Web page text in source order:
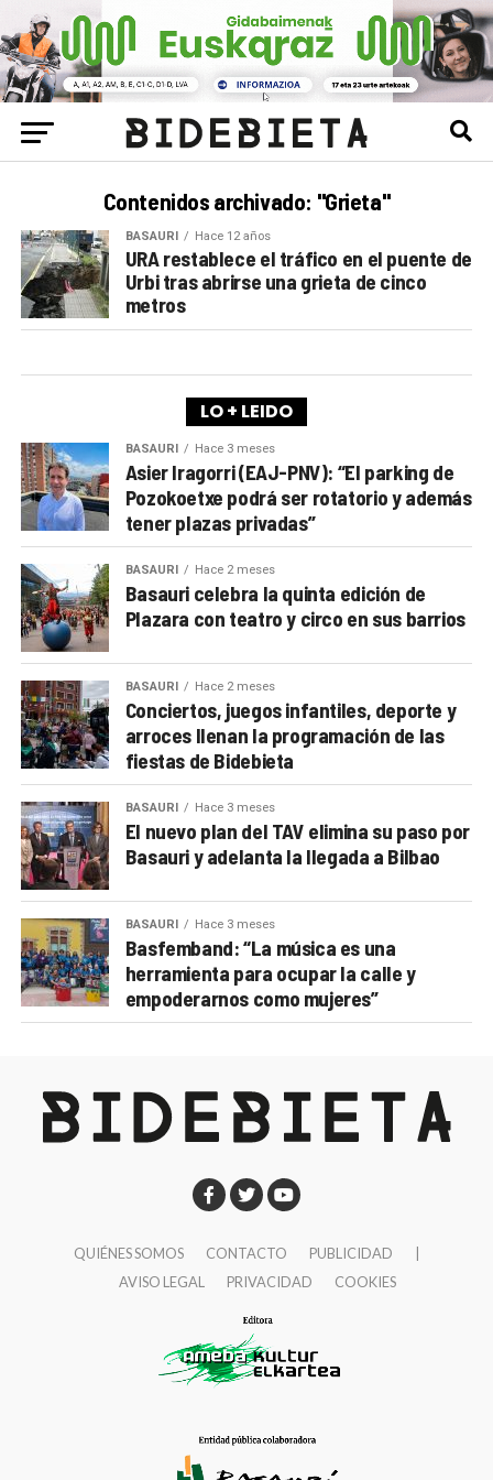
Contenidos archivado: "Grieta"
BASAURI Hace 12 años
URA restablece el tráfico en el puente de
Urbi tras abrirse una grieta de cinco
metros
LO + LEIDO
BASAURI Hace 3 meses
Asier Iragorri (EAJ-PNV): “El parking de
Pozokoetxe podrá ser rotatorio y además
tener plazas privadas”
BASAURI Hace 2 meses
Basauri celebra la quinta edición de
Plazara con teatro y circo en sus barrios
BASAURI Hace 2 meses
Conciertos, juegos infantiles, deporte y
arroces llenan la programación de las
fiestas de Bidebieta
BASAURI Hace 3 meses
El nuevo plan del TAV elimina su paso por
Basauri y adelanta la llegada a Bilbao
BASAURI Hace 3 meses
Basfemband: “La música es una
herramienta para ocupar la calle y
empoderarnos como mujeres”
QUIÉNES SOMOS CONTACTO PUBLICIDAD
AVISO LEGAL
PRIVACIDAD COOKIES